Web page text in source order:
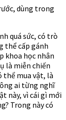
dùng trong
quá sức, có trò
thể cấp gánh
khoa học nhân
là miễn chiến
thể mua vật, là
ai từng nghĩ
này, vì cái gì mới
Trong này có